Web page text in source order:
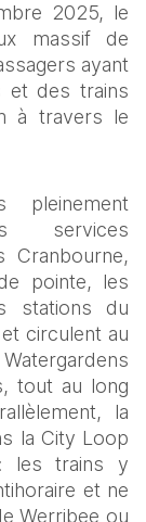
2025, le
massif de
ayant
et des trains
à travers le
services
Cranbourne,
pointe, les
stations du
circulent au
tout au long
la
la City Loop
les trains y
et ne
Werribee ou